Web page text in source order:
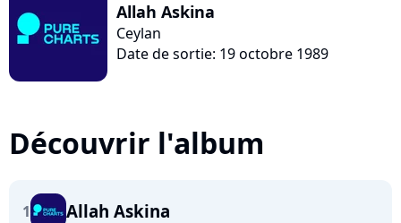
Allah Askina
Ceylan
Date de sortie: 19 octobre 1989
Découvrir l'album
1 Allah Askina